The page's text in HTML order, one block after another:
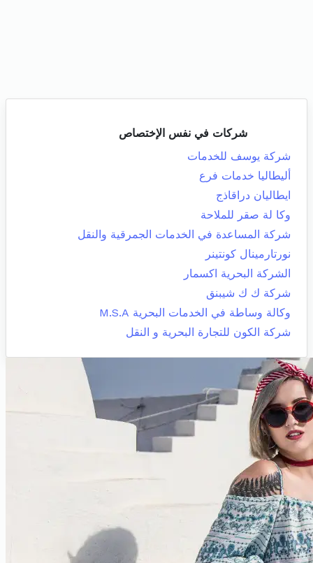
شركات في نفس الإختصاص
شركة يوسف للخدمات
أليطاليا خدمات فرع
ايطاليان دراقاذج
وكا لة صقر للملاحة
شركة المساعدة في الخدمات الجمرقية والنقل
نورتارمينال كونتينر
الشركة البحرية اكسمار
شركة ك ك شيبنق
وكالة وساطة في الخدمات البحرية M.S.A
شركة الكون للتجارة البحرية و النقل